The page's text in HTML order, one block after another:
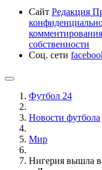
Сайт Редакция
комментирования
собственности
Соц. сети
Футбол 24
Новости футбола
Мир
Нигерия вышла